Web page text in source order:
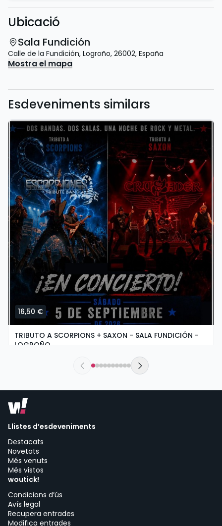
Ubicació
Sala Fundición
Calle de la Fundición, Logroño, 26002, España
Mostra el mapa
Esdeveniments similars
16,50 €
TRIBUTO A SCORPIONS + SAXON - SALA FUNDICIÓN -
LOGROÑO
Sala Fundición | Logroño
Llistes d’esdeveniments
Destacats
Novetats
Més venuts
Més vistos
woutick!
Condicions d’ús
Avís legal
Recupera entrades
Modifica entrades